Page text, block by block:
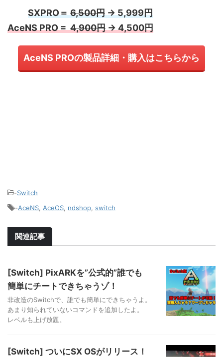
SXPRO＝6,500円→ 5,999円
AceNS PRO =4,900円→ 4,500円
AceNS PROの製品詳細・購入はこちらから
-Switch
-AceNS AceOS ndshop switch
関連記事
[Switch] PixARKを”公式的”誰でも
簡単にチートできちゃうゾ！
非改造のSwitchで、誰でも簡単にできちゃうよ。
あまり知られていないコマンドを追加したよ。
レベルも上げ放題。
[Switch] ついにSX OSがリリース！